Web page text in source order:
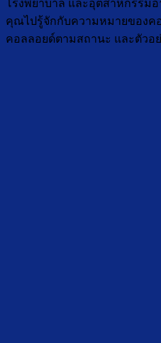
โรงพยาบาล และอุตสาหกรรม
คุณไปรู้จักกับความหมายของค
คอลลอยด์ตามสถานะ และตัวอ